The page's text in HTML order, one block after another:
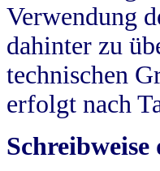
Verwendung
dahinter zu
technischen
erfolgt nach
Schreibweise